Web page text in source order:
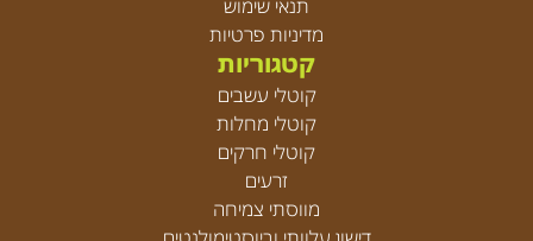
תנאי שימוש
מדיניות פרטיות
קטגוריות
קוטלי עשבים
קוטלי מחלות
קוטלי חרקים
זרעים
מווסתי צמיחה